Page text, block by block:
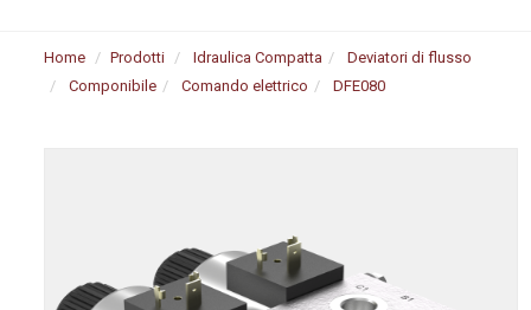
Home Prodotti Idraulica Compatta
Deviatori di flusso
Componibile
Comando elettrico DFE080